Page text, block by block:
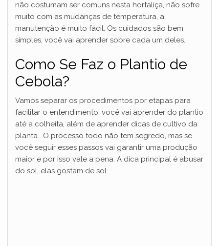
não costumam ser comuns nesta hortaliça, não sofre
muito com as mudanças de temperatura, a
manutenção é muito fácil. Os cuidados são bem
simples, você vai aprender sobre cada um deles.
Como Se Faz o Plantio de
Cebola?
Vamos separar os procedimentos por etapas para
facilitar o entendimento, você vai aprender do plantio
até a colheita, além de aprender dicas de cultivo da
planta. O processo todo não tem segredo, mas se
você seguir esses passos vai garantir uma produção
maior e por isso vale a pena. A dica principal é abusar
do sol, elas gostam de sol.